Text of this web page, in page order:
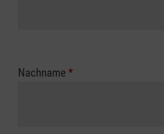
Nachname *